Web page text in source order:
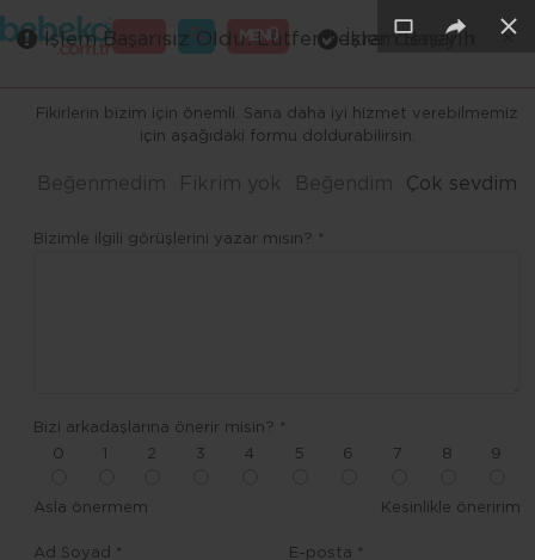
MENÜ
GİRİŞ
Fikirlerin bizim için önemli. Sana daha iyi hizmet verebilmemiz
için aşağıdaki formu doldurabilirsin.
Beğenmedim Fikrim yok Beğendim Çok sevdim
Bizimle ilgili görüşlerini yazar mısın? *
Bizi arkadaşlarına önerir misin? *
0
2 3 4 5 6 7 8 9
Asla önermem Kesinlikle öneririm
Ad Soyad * E-posta *
×
×
×
İşlem Başarılı ×
İşlem Başarısız Oldu. Lütfen tekrar deneyin ×